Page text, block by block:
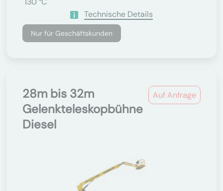
Technische Details
Nur für Geschäftskunden
Auf Anfrage
28m bis 32m
Gelenkteleskopbühne
Diesel